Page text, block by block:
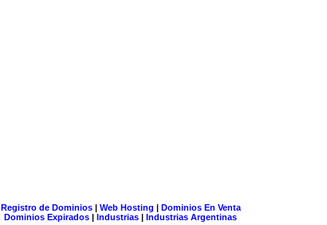
Registro de Dominios| Web Hosting | Dominios En Venta
Dominios Expirados | Industrias | Industrias Argentinas